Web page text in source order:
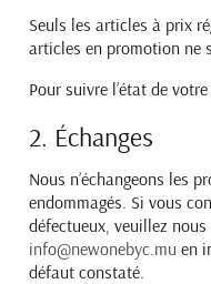
Seuls les articles à prix
articles en promotion ne
Pour suivre l’état de
2. Échanges
Nous n’échangeons les
endommagés. Si vous
défectueux, veuillez
info@newonebyc.mu en
défaut constaté.